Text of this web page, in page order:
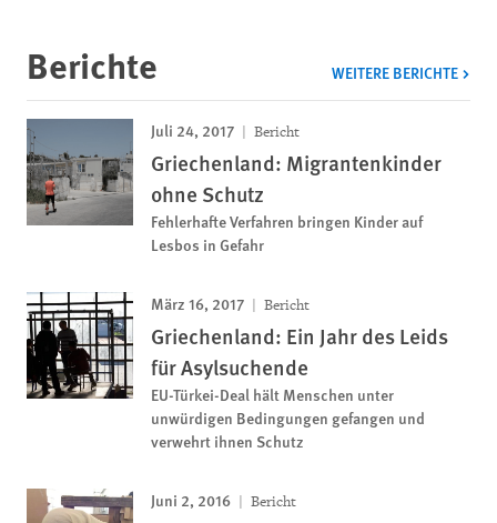
Berichte WEITERE BERICHTE
Juli 24, 2017 Bericht
Griechenland: Migrantenkinder
ohne Schutz
Fehlerhafte Verfahren bringen Kinder auf
Lesbos in Gefahr
März 16, 2017 Bericht
Griechenland: Ein Jahr des Leids
für Asylsuchende
EU-Türkei-Deal hält Menschen unter
unwürdigen Bedingungen gefangen und
verwehrt ihnen Schutz
Juni 2, 2016 Bericht